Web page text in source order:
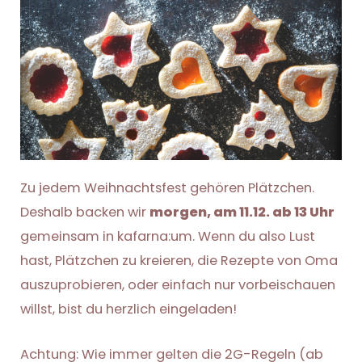
Zu jedem Weihnachtsfest gehören Plätzchen.
Deshalb backen wir morgen, am 11.12. ab 13 Uhr
gemeinsam in kafarna:um. Wenn du also Lust
hast, Plätzchen zu kreieren, die Rezepte von Oma
auszuprobieren, oder einfach nur vorbeischauen
willst, bist du herzlich eingeladen!
Achtung: Wie immer gelten die 2G-Regeln (ab